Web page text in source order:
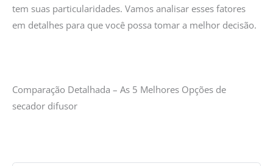
tem suas particularidades. Vamos analisar esses fatores
em detalhes para que você possa tomar a melhor decisão.
Comparação Detalhada – As 5 Melhores Opções de
secador difusor